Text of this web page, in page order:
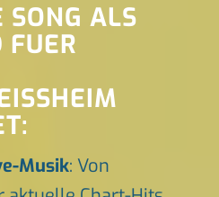
SONG ALS
FUER
Musik: Von